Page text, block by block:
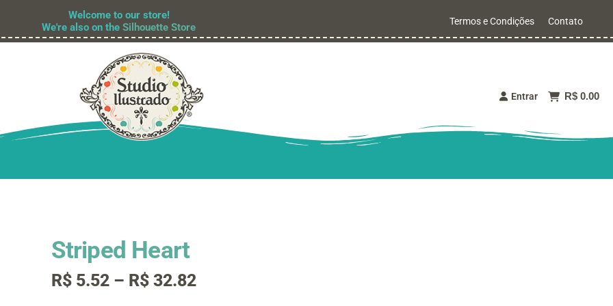
Welcome to our store!
We're also on theSilhouette Store Termos e Condições Contato
Entrar R$ 0.00
Striped Heart
R$5.52 – R$32.82Faixa